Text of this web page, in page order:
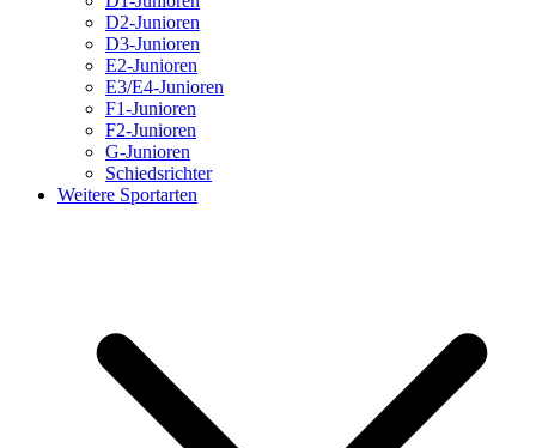
D2-Junioren
D3-Junioren
E2-Junioren
E3/E4-Junioren
F1-Junioren
F2-Junioren
G-Junioren
Schiedsrichter
Weitere Sportarten